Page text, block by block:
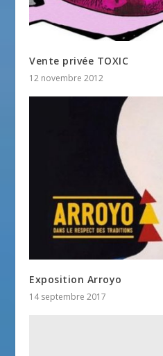
Vente privée TOXIC
12 novembre 2012
Exposition Arroyo
14 septembre 2017